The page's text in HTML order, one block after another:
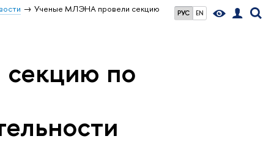
РУС EN
Ученые МЛЭНА провели секцию
по